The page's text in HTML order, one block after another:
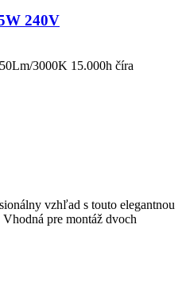
240V
3000K 15.000h číra
vzhľad s touto elegantnou
pre montáž dvoch